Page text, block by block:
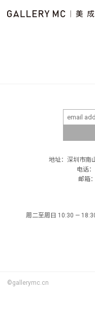
地址：深圳市南
电话
邮箱
周二至周日 10:30 —
©gallerymc.cn